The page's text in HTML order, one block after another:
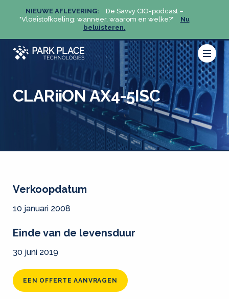
NIEUWE AFLEVERING:
De Savvy CIO-podcast –
"Vloeistofkoeling: wanneer, waarom en welke?"
Nu
beluisteren.
CLARiiON AX4-5ISC
Verkoopdatum
10 januari 2008
Einde van de levensduur
30 juni 2019
EEN OFFERTE AANVRAGEN